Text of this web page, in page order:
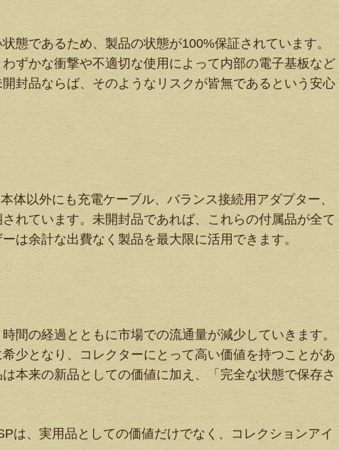
態であるため、製品の状態が100%保証されています。
ずかな衝撃や不適切な使用によって内部の電子基板など
封品ならば、そのようなリスクが皆無であるという安心
体以外にも充電ケーブル、バランス接続用アダプター、
れています。未開封品であれば、これらの付属品が全て
は余計な出費なく製品を最大限に活用できます。
間の経過とともに市場での流通量が減少していきます。
少となり、コレクターにとって高い価値を持つことがあ
本来の新品としての価値に加え、「完全な状態で保存さ
は、実用品としての価値だけでなく、コレクションアイ